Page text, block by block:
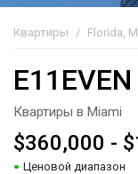
Квартиры Florida,
Квартиры в Miami
$360,000 -
Ценовой диапазон